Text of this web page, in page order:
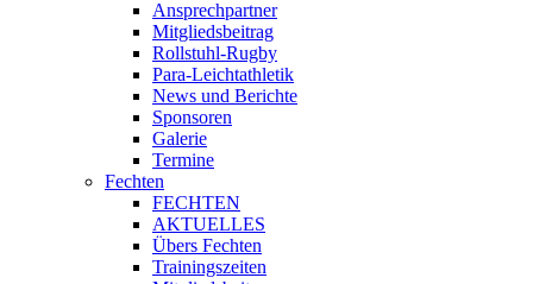
Ansprechpartner
Mitgliedsbeitrag
Rollstuhl-Rugby
Para-Leichtathletik
News und Berichte
Sponsoren
Galerie
Termine
Fechten
FECHTEN
AKTUELLES
Übers Fechten
Trainingszeiten